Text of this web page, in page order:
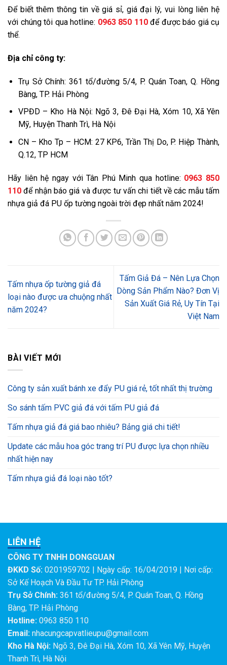
Để biết thêm thông tin về giá sỉ, giá đại lý, vui lòng liên hệ
với chúng tôi qua hotline: 0963 850 110để được báo giá cụ
thể.
Địa chỉ công ty:
Trụ Sở Chính: 361 tổ/đường 5/4, P. Quán Toan, Q. Hồng
Bàng, TP. Hải Phòng
VPĐD – Kho Hà Nội: Ngõ 3, Đê Đại Hà, Xóm 10, Xã Yên
Mỹ, Huyện Thanh Trì, Hà Nội
CN – Kho Tp – HCM: 27 KP6, Trần Thị Do, P. Hiệp Thành,
Q.12, TP HCM
Hãy liên hệ ngay với Tân Phú Minh qua hotline: 0963 850
110để nhận báo giá và được tư vấn chi tiết về các mẫu tấm
nhựa giả đá PU ốp tường ngoài trời đẹp nhất năm 2024!
Tấm nhựa ốp tường giả đá
loại nào được ưa chuộng nhất
năm 2024?
Tấm Giả Đá – Nên Lựa Chọn
Dòng Sản Phẩm Nào? Đơn Vị
Sản Xuất Giá Rẻ, Uy Tín Tại
Việt Nam
BÀI VIẾT MỚI
Công ty sản xuất bánh xe đẩy PU giá rẻ, tốt nhất thị trường
So sánh tấm PVC giả đá với tấm PU giả đá
Tấm nhựa giả đá giá bao nhiêu? Bảng giá chi tiết!
Update các mẫu hoa góc trang trí PU được lựa chọn nhiều
nhất hiện nay
Tấm nhựa giả đá loại nào tốt?
LIÊN HỆ
CÔNG TY TNHH DONGGUAN
ĐKKD Số: 0201959702 | Ngày cấp: 16/04/2019 | Nơi cấp:
Sở Kế Hoạch Và Đầu Tư TP. Hải Phòng
Trụ Sở Chính: 361 tổ/đường 5/4, P. Quán Toan, Q. Hồng
Bàng, TP. Hải Phòng
Hotline: 0963 850 110
Email: nhacungcapvatlieupu@gmail.com
Kho Hà Nội: Ngõ 3, Đê Đại Hà, Xóm 10, Xã Yên Mỹ, Huyện
Thanh Trì, Hà Nội